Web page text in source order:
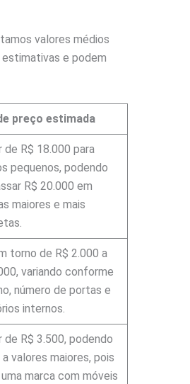
valores médios
e podem
preço estimada
de R$ 18.000 para
pequenos, podendo
R$ 20.000 em
maiores e mais
torno de R$ 2.000 a
variando conforme
número de portas e
internos.
de R$ 3.500, podendo
valores maiores, pois
marca com móveis